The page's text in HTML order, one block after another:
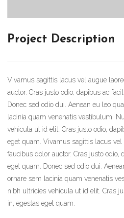
Project Description
Vivamus sagittis lacus vel augue
auctor. Cras justo odio, dapibus ac
Donec sed odio dui. Aenean eu leo
lacinia quam venenatis vestibulum.
vehicula ut id elit. Cras justo odio,
eget quam. Vivamus sagittis lacus
faucibus dolor auctor. Cras justo odio,
eget quam. Donec sed odio dui.
ornare sem lacinia quam venenatis
nibh ultricies vehicula ut id elit. Cras
in, egestas eget quam.